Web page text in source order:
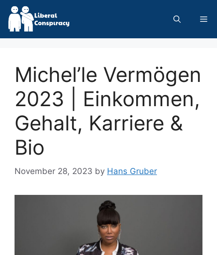
Skip
content
Michel’le Vermögen
2023 | Einkommen,
Gehalt, Karriere &
Bio
November 28, 2023 by Hans Gruber